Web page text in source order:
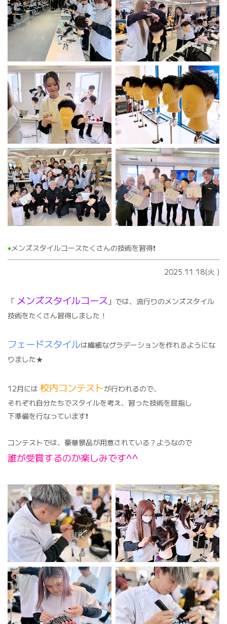
♦️メンズスタイルコースたくさんの技術を習得❗️
2025.11.18(火 )
「 メンズスタイルコース 」では、流行りのメンズスタイル
技術をたくさん習得しました！
フェードスタイルは繊細なグラデーションを作れるようにな
りました★
12月には 校内コンテストが行われるので、
それぞれ自分たちでスタイルを考え、習った技術を屈指し
下準備を行なっています❗️
コンテストでは、豪華景品が用意されている？ようなので
誰が受賞するのか楽しみです^^